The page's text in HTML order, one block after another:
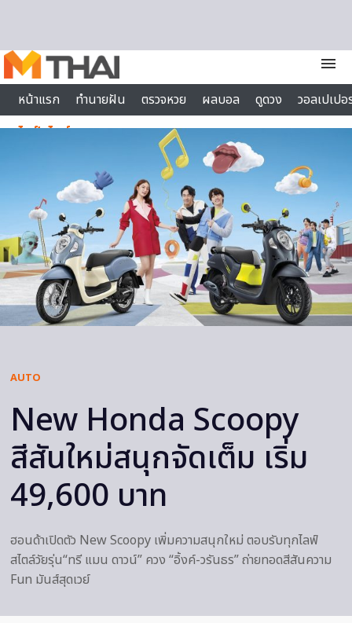
menu
หน้าแรก
ทำนายฝัน ตรวจหวย ผลบอล ดูดวง
วอลเปเป
ไลฟ์สไตล์
AUTO
New Honda Scoopy
สีสันใหม่สนุกจัดเต็ม เริ่ม
49,600 บาท
ฮอนด้าเปิดตัว New Scoopy เพิ่มความสนุกใหม่ ตอบรับทุกไลฟ์
สไตล์วัยรุ่น“ทรี แมน ดาวน์” ควง “อิ้งค์-วรันธร” ถ่ายทอดสีสันความ
Fun มันส์สุดเวย์